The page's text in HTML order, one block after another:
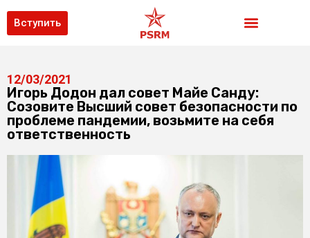
Вступить
12/03/2021
Игорь Додон дал совет Майе Санду:
Созовите Высший совет безопасности по
проблеме пандемии, возьмите на себя
ответственность